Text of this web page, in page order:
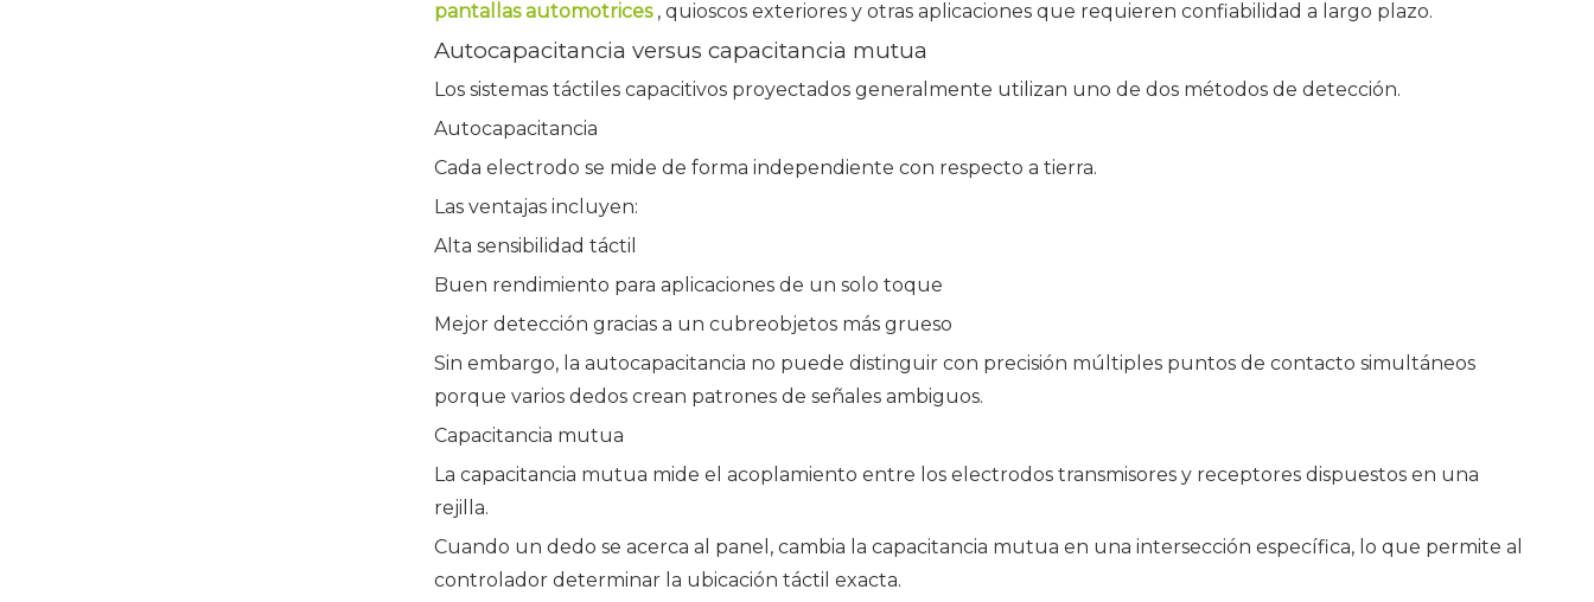
pantallas automotrices , quioscos exteriores y otras aplicaciones que requieren confiabilidad a largo plazo.
Autocapacitancia versus capacitancia mutua
Los sistemas táctiles capacitivos proyectados generalmente utilizan uno de dos métodos de detección.
Autocapacitancia
Cada electrodo se mide de forma independiente con respecto a tierra.
Las ventajas incluyen:
Alta sensibilidad táctil
Buen rendimiento para aplicaciones de un solo toque
Mejor detección gracias a un cubreobjetos más grueso
Sin embargo, la autocapacitancia no puede distinguir con precisión múltiples puntos de contacto simultáneos
porque varios dedos crean patrones de señales ambiguos.
Capacitancia mutua
La capacitancia mutua mide el acoplamiento entre los electrodos transmisores y receptores dispuestos en una
rejilla.
Cuando un dedo se acerca al panel, cambia la capacitancia mutua en una intersección específica, lo que permite al
controlador determinar la ubicación táctil exacta.